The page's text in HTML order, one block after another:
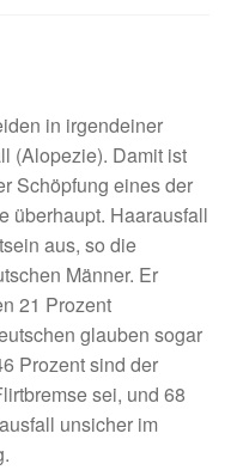
in irgendeiner
(Alopezie). Damit ist
Schöpfung eines der
überhaupt. Haarausfall
aus, so die
Männer. Er
21 Prozent
glauben sogar
Prozent sind der
sei, und 68
unsicher im